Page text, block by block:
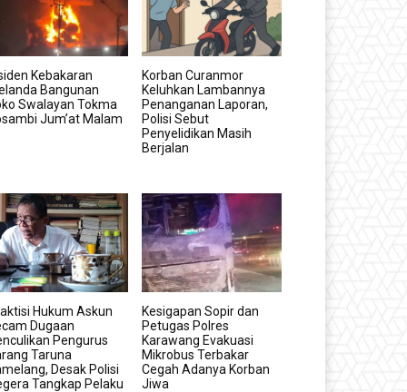
Kebakaran
Bangunan
Swalayan Tokma
Jum’at Malam
Korban Curanmor
Keluhkan Lambannya
Penanganan Laporan,
Polisi Sebut
Penyelidikan Masih
Berjalan
Hukum Askun
Dugaan
Pengurus
Taruna
Desak Polisi
Tangkap Pelaku
Kesigapan Sopir dan
Petugas Polres
Karawang Evakuasi
Mikrobus Terbakar
Cegah Adanya Korban
Jiwa